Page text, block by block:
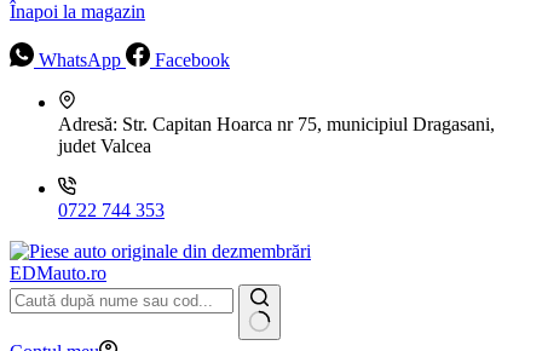
Înapoi la magazin
WhatsApp Facebook
Adresă: Str. Capitan Hoarca nr 75, municipiul Dragasani,
judet Valcea
0722 744 353
EDMauto.ro